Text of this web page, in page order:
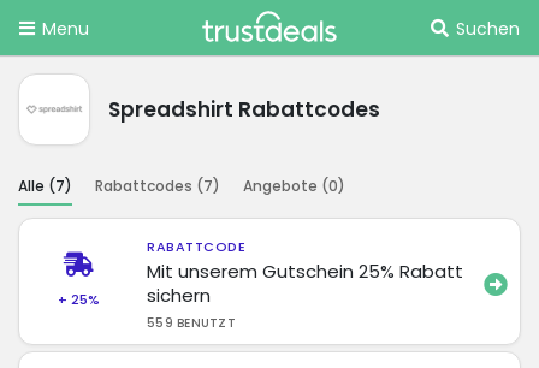
Menu Suchen
Spreadshirt Rabattcodes
Alle (7) Rabattcodes (7) Angebote (0)
+ 25%
RABATTCODE
Mit unserem Gutschein 25% Rabatt
sichern
559 BENUTZT